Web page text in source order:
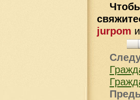
jurpom